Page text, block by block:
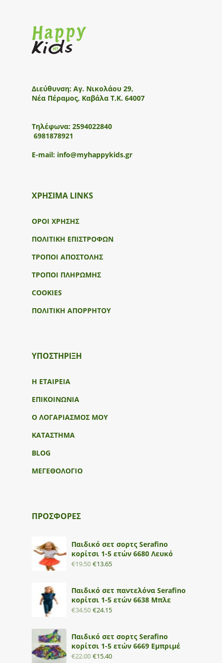
Διεύθυνση: Αγ. Νικολάου 29,
Νέα Πέραμος, Καβάλα Τ.Κ. 64007
Τηλέφωνα: 2594022840
6981878921
E-mail: info@myhappykids.gr
ΧΡΗΣΙΜΑ LINKS
ΟΡΟΙ ΧΡΗΣΗΣ
ΠΟΛΙΤΙΚΗ ΕΠΙΣΤΡΟΦΩΝ
ΤΡΟΠΟΙ ΑΠΟΣΤΟΛΗΣ
ΤΡΟΠΟΙ ΠΛΗΡΩΜΗΣ
COOKIES
ΠΟΛΙΤΙΚΗ ΑΠΟΡΡΗΤΟΥ
ΥΠΟΣΤΉΡΙΞΗ
Η ΕΤΑΙΡΕΙΑ
ΕΠΙΚΟΙΝΩΝΙΑ
Ο ΛΟΓΑΡΙΑΣΜΟΣ ΜΟΥ
ΚΑΤΑΣΤΗΜΑ
BLOG
ΜΕΓΕΘΟΛΟΓΙΟ
ΠΡΟΣΦΟΡΕΣ
Παιδικό σετ σορτς Serafino
κορίτσι 1-5 ετών 6680 Λευκό
€19.50 €13.65
Παιδικό σετ παντελόνα Serafino
κορίτσι 1-5 ετών 6638 Μπλε
€34.50 €24.15
Παιδικό σετ σορτς Serafino
κορίτσι 1-5 ετών 6669 Εμπριμέ
€22.00 €15.40